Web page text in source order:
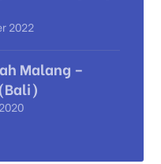
2022
Malang –